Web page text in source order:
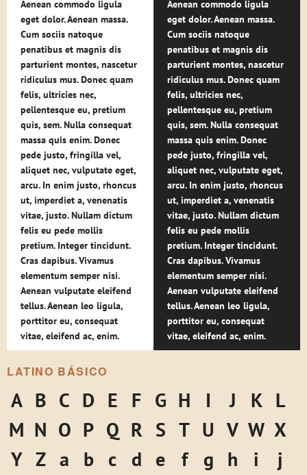
Aenean commodo ligula
eget dolor. Aenean massa.
Cum sociis natoque
penatibus et magnis dis
parturient montes, nascetur
ridiculus mus. Donec quam
felis, ultricies nec,
pellentesque eu, pretium
quis, sem. Nulla consequat
massa quis enim. Donec
pede justo, fringilla vel,
aliquet nec, vulputate eget,
arcu. In enim justo, rhoncus
ut, imperdiet a, venenatis
vitae, justo. Nullam dictum
felis eu pede mollis
pretium. Integer tincidunt.
Cras dapibus. Vivamus
elementum semper nisi.
Aenean vulputate eleifend
tellus. Aenean leo ligula,
porttitor eu, consequat
vitae, eleifend ac, enim.
Aenean commodo ligula
eget dolor. Aenean massa.
Cum sociis natoque
penatibus et magnis dis
parturient montes, nascetur
ridiculus mus. Donec quam
felis, ultricies nec,
pellentesque eu, pretium
quis, sem. Nulla consequat
massa quis enim. Donec
pede justo, fringilla vel,
aliquet nec, vulputate eget,
arcu. In enim justo, rhoncus
ut, imperdiet a, venenatis
vitae, justo. Nullam dictum
felis eu pede mollis
pretium. Integer tincidunt.
Cras dapibus. Vivamus
elementum semper nisi.
Aenean vulputate eleifend
tellus. Aenean leo ligula,
porttitor eu, consequat
vitae, eleifend ac, enim.
LATINO BÁSICO
A B C D E F G H I J K L
M N O P Q R S T U V W X
Y Z a b c d e f g h i
j